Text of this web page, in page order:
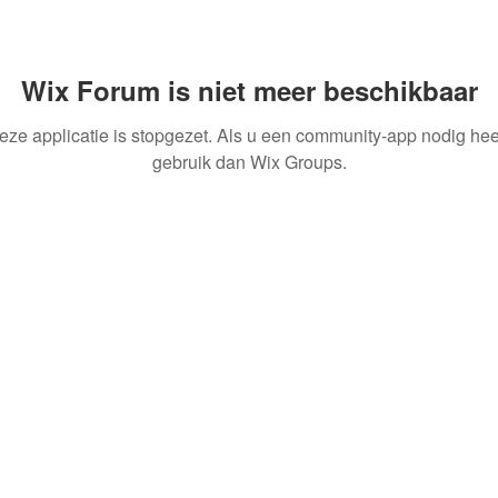
Wix Forum is niet meer beschikbaar
applicatie is stopgezet. Als u een community-app nodig
gebruik dan Wix Groups.